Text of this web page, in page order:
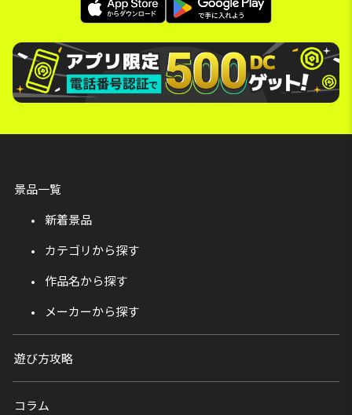
景品一覧
新着景品
カテゴリから探す
作品名から探す
メーカーから探す
遊び方攻略
コラム